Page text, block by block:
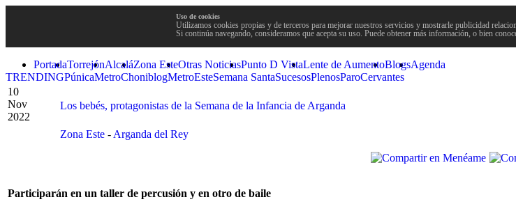
Uso de cookies
Utilizamos cookies propias y de terceros para mejorar nuestros servicios y mostrarle publicidad
Si continúa navegando, consideramos que acepta su uso. Puede obtener más información, o bien
PortadaTorrejónAlcaláZona EsteOtras NoticiasPunto D VistaLente de AumentoBlogsAgenda
TRENDINGPúnicaMetroChoniblogMetroEsteSemana SantaSucesosPlenosParoCervantes
10
Nov
2022
Los bebés, protagonistas de la Semana de la Infancia de Arganda
Zona Este - Arganda del Rey
Participarán en un taller de percusión y en otro de baile